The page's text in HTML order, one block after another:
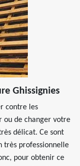
Ghissignies
contre les
ou de changer votre
délicat. Ce sont
très professionnelle
pour obtenir ce